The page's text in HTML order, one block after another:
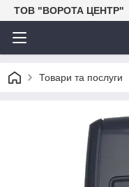
ТОВ "ВОРОТА ЦЕНТР"
Товари та послуги